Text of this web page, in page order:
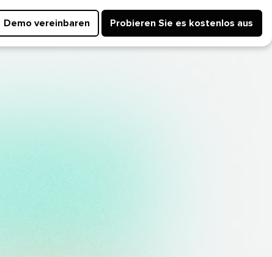
Demo vereinbaren​​ Probieren Sie es kostenlos aus​​